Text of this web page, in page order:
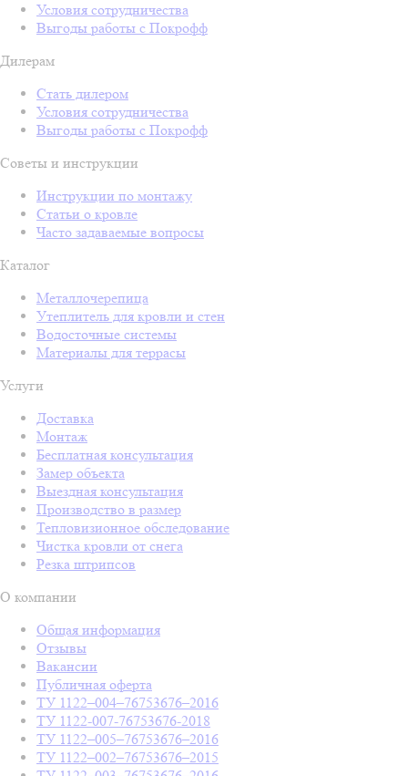
Условия сотрудничества
Выгоды работы с Покрофф
Дилерам
Стать дилером
Условия сотрудничества
Выгоды работы с Покрофф
Советы и инструкции
Инструкции по монтажу
Статьи о кровле
Часто задаваемые вопросы
Каталог
Металлочерепица
Утеплитель для кровли и стен
Водосточные системы
Материалы для террасы
Услуги
Доставка
Монтаж
Бесплатная консультация
Замер объекта
Выездная консультация
Производство в размер
Тепловизионное обследование
Чистка кровли от снега
Резка штрипсов
О компании
Общая информация
Отзывы
Вакансии
Публичная оферта
ТУ 1122–004–76753676–2016
ТУ 1122-007-76753676-2018
ТУ 1122–005–76753676–2016
ТУ 1122–002–76753676–2015